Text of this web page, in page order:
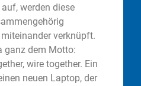
werden diese
verknüpft.
ganz dem Motto:
wire together. Ein
neuen Laptop, der